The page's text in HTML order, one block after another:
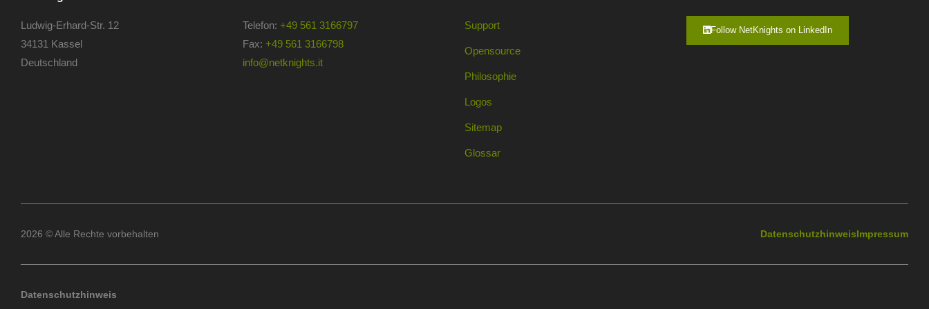
Ludwig-Erhard-Str. 12
34131 Kassel
Deutschland
Telefon: +49 561 3166797
Fax: +49 561 3166798
info@netknights.it
Support
Opensource
Philosophie
Logos
Sitemap
Glossar
Follow NetKnights on LinkedIn
2026 © Alle Rechte vorbehalten DatenschutzhinweisImpressum
Datenschutzhinweis